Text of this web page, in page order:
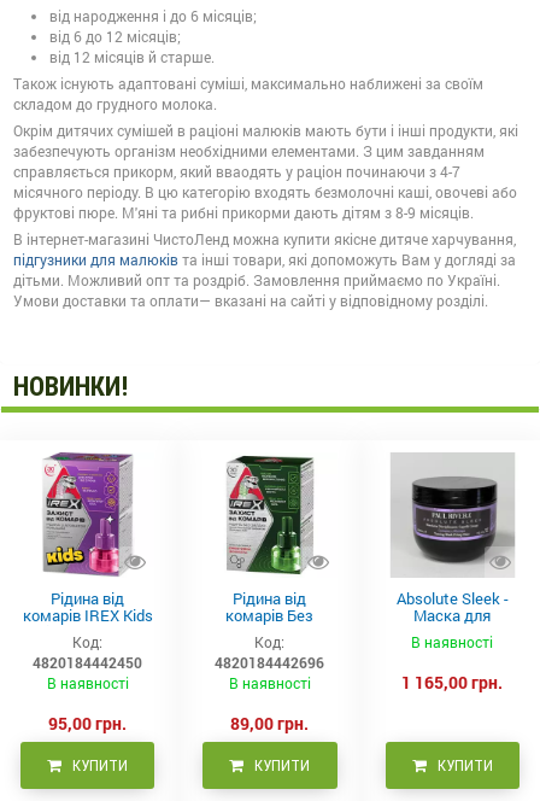
від народження і до 6 місяців;
від 6 до 12 місяців;
від 12 місяців й старше.
Також існують адаптовані суміші, максимально наближені за своїм
складом до грудного молока.
Окрім дитячих сумішей в раціоні малюків мають бути і інші продукти, які
забезпечують організм необхідними елементами. З цим завданням
справляється прикорм, який вваодять у раціон починаючи з 4-7
місячного періоду. В цю категорію входять безмолочні каші, овочеві або
фруктові пюре. М'яні та рибні прикорми дають дітям з 8-9 місяців.
В інтернет-магазині ЧистоЛенд можна купити якісне дитяче харчування,
підгузники для малюків та інші товари, які допоможуть Вам у догляді за
дітьми. Можливий опт та роздріб. Замовлення приймаємо по Україні.
Умови доставки та оплати— вказані на сайті у відповідному розділі.
НОВИНКИ!
Рідина від
комарів IREX Kids
д/дітей (30 ночей),
20мл
Код:
4820184442450
В наявності
95,00 грн.
КУПИТИ
Рідина від
комарів Без
запаху IREX (30
ночей), 20мл
Код:
4820184442696
В наявності
89,00 грн.
КУПИТИ
Absolute Sleek -
Маска для
неслухняного
волосся 300 мл
В наявності
1 165,00 грн.
КУПИТИ